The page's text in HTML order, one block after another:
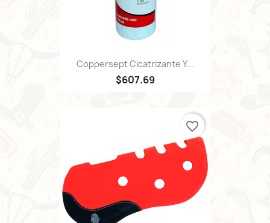
Coppersept Cicatrizante Y...
$607.69
favorite_border